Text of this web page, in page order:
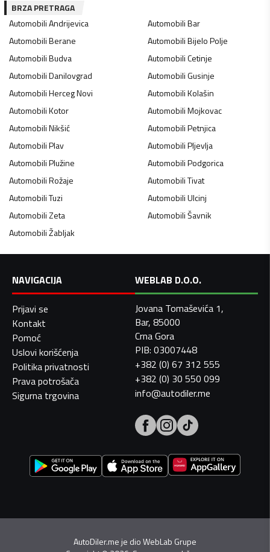
BRZA PRETRAGA
AutomobiliAndrijevica AutomobiliBar
AutomobiliBerane AutomobiliBijelo Polje
AutomobiliBudva AutomobiliCetinje
AutomobiliDanilovgrad AutomobiliGusinje
AutomobiliHerceg Novi AutomobiliKolašin
AutomobiliKotor AutomobiliMojkovac
AutomobiliNikšić AutomobiliPetnjica
AutomobiliPlav AutomobiliPljevlja
AutomobiliPlužine AutomobiliPodgorica
AutomobiliRožaje AutomobiliTivat
AutomobiliTuzi AutomobiliUlcinj
AutomobiliZeta AutomobiliŠavnik
AutomobiliŽabljak
NAVIGACIJA
Prijavi se
Kontakt
Pomoć
Uslovi korišćenja
Politika privatnosti
Prava potrošača
Sigurna trgovina
WEBLAB D.O.O.
Jovana Tomaševića 1,
Bar, 85000
Crna Gora
PIB: 03007448
+382 (0) 67 312 555
+382 (0) 30 550 099
info@autodiler.me
AutoDiler.me je dioWebLab Grupe